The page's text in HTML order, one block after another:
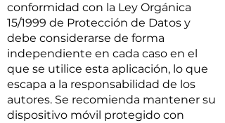
conformidad con la Ley Orgánica
15/1999 de Protección de Datos y
debe considerarse de forma
independiente en cada caso en el
que se utilice esta aplicación, lo que
escapa a la responsabilidad de los
autores. Se recomienda mantener su
dispositivo móvil protegido con